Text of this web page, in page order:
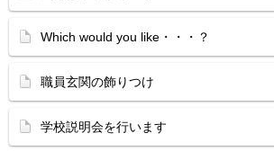
Which would you like・・・？
職員玄関の飾りつけ
学校説明会を行います